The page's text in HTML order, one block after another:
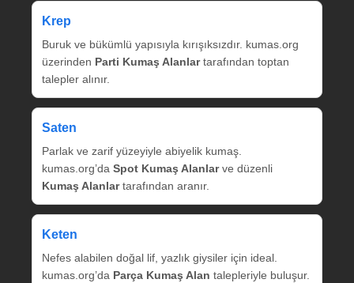
Krep
Buruk ve bükümlü yapısıyla kırışıksızdır. kumas.org
üzerinden Parti Kumaş Alanlartarafından toptan
talepler alınır.
Saten
Parlak ve zarif yüzeyiyle abiyelik kumaş.
kumas.org’da Spot Kumaş Alanlarve düzenli
Kumaş Alanlartarafından aranır.
Keten
Nefes alabilen doğal lif, yazlık giysiler için ideal.
kumas.org’da Parça Kumaş Alan talepleriyle buluşur.